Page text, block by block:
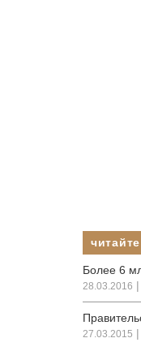
Более 6
28.03.2016 |
27.03.2015 |